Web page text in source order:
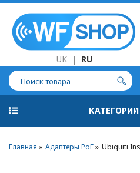
UK | RU
Главная Адаптеры PoE Ubiquiti